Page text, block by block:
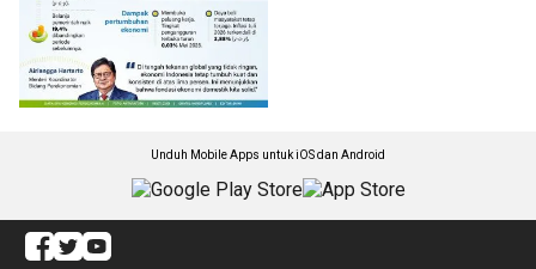
Unduh Mobile Apps untuk iOS dan Android